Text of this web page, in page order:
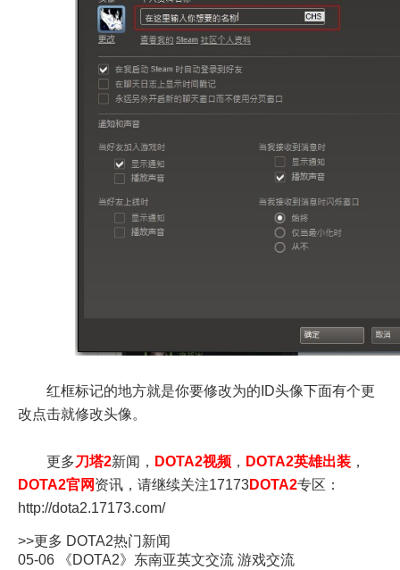
红框标记的地方就是你要修改为的ID头像下面有个更
改点击就修改头像。
更多刀塔2新闻， DOTA2视频 ， DOTA2英雄出装 ，
DOTA2官网资讯，请继续关注17173DOTA2专区：
http://dota2.17173.com/
>>更多 DOTA2热门新闻
05-06
《DOTA2》东南亚英文交流 游戏交流